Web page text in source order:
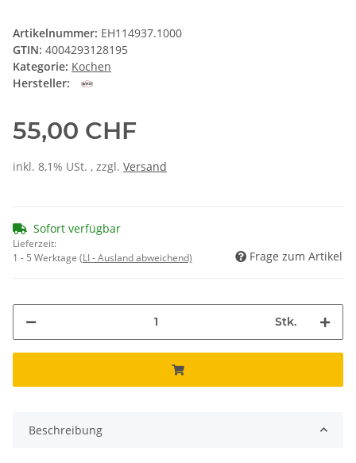
Artikelnummer: EH114937.1000
GTIN: 4004293128195
Kategorie: Kochen
Hersteller:
55,00 CHF
inkl. 8,1% USt. , zzgl. Versand
Sofort verfügbar
Lieferzeit:
1 - 5 Werktage (LI - Ausland abweichend) Frage zum Artikel
Stk.
Beschreibung